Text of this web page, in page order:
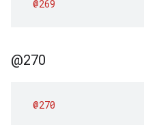
@269
@270
@270